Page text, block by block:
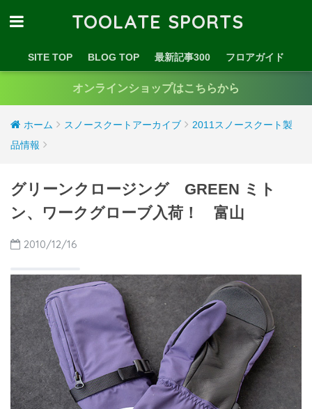
TOOLATE SPORTS
SITE TOP BLOG TOP 最新記事300 フロアガイド
オンラインショップはこちらから
ホーム スノースクートアーカイブ
2011スノースクート製
品情報
グリーンクロージング GREEN ミト
ン、ワークグローブ入荷！ 富山
2010/12/16